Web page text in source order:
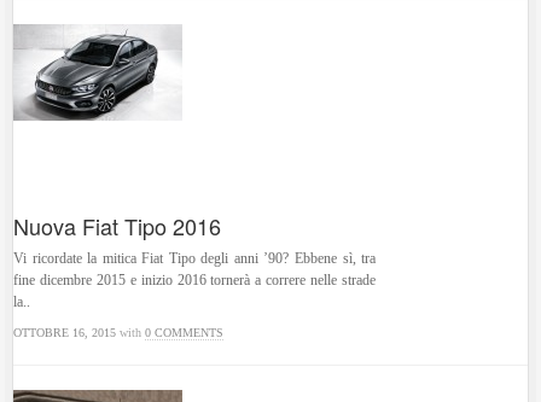
Nuova Fiat Tipo 2016
Vi ricordate la mitica Fiat Tipo degli anni ’90? Ebbene sì, tra
fine dicembre 2015 e inizio 2016 tornerà a correre nelle strade
la..
OTTOBRE 16, 2015 with0 COMMENTS